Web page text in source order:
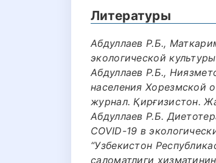
Литературы
Абдуллаев Р.Б.,
экологической
Абдуллаев Р.Б.,
населения Хорезмской
журнал. Қирғизистон.
Абдуллаев Р.Б.
COVID-19 в
“Узбекистон
саломатлиги